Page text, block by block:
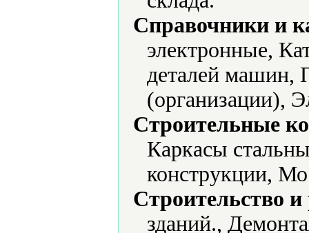
Справочники и
электронные,
деталей машин,
(организации),
Строительные
Каркасы
конструкции,
Строительство
зданий.,